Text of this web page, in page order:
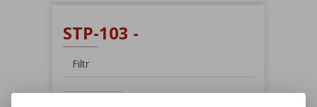
STP-103 -
Filtr